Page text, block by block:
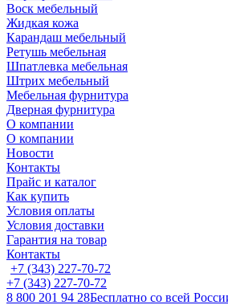
Воск мебельный
Жидкая кожа
Карандаш мебельный
Ретушь мебельная
Шпатлевка мебельная
Штрих мебельный
Мебельная фурнитура
Дверная фурнитура
О компании
О компании
Новости
Контакты
Прайс и каталог
Как купить
Условия оплаты
Условия доставки
Гарантия на товар
Контакты
+7 (343) 227-70-72
+7 (343) 227-70-72
8 800 201 94 28Бесплатно со всей